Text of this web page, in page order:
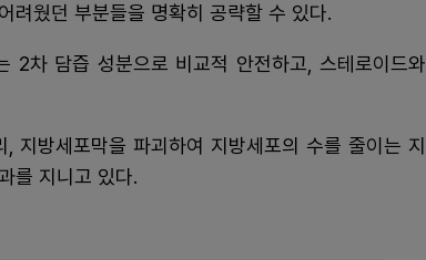
려웠던 부분들을 명확히 공략할 수 있다.
2차 담즙 성분으로 비교적 안전하고, 스테로이드와
지방세포막을 파괴하여 지방세포의 수를 줄이는 지
를 지니고 있다.